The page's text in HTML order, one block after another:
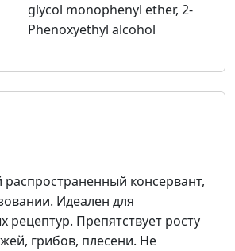
glycol monophenyl ether, 2-
Phenoxyethyl alcohol
консервант,
Идеален для
рецептур. Препятствует росту
грибов, плесени. Не